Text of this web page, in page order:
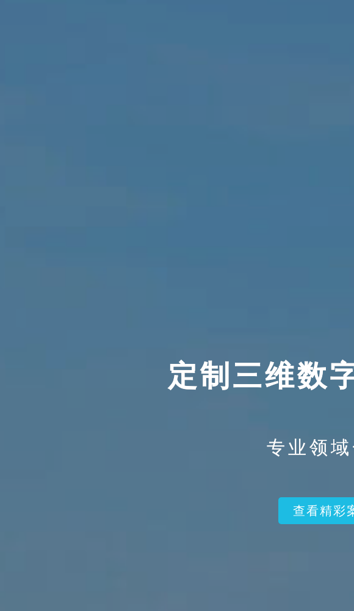
定制三维数
专业领
查看精彩
定制三维数
专业领
查看精彩
定制三维数
专业领
查看精彩
定制三维数
专业领
查看精彩